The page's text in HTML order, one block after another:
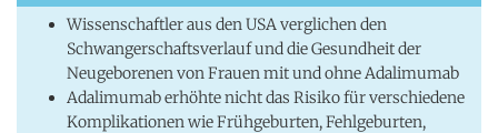
Wissenschaftler aus den USA verglichen den
Schwangerschaftsverlauf und die Gesundheit der
Neugeborenen von Frauen mit und ohne Adalimumab
Adalimumab erhöhte nicht das Risiko für verschiedene
Komplikationen wie Frühgeburten, Fehlgeburten,